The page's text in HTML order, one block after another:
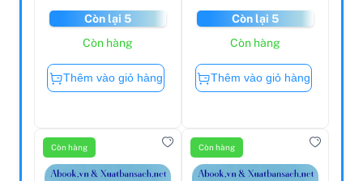
Còn lại 5
Còn hàng
Thêm vào giỏ hàng
Còn lại 5
Còn hàng
Thêm vào giỏ hàng
Còn hàng Còn hàng